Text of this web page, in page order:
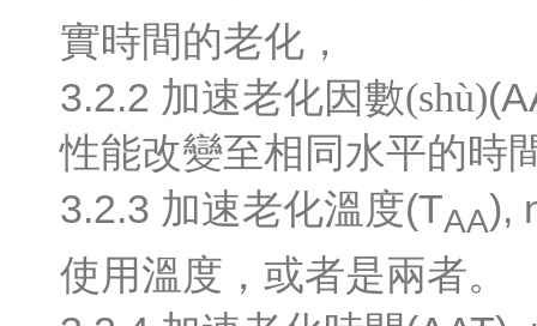
實時間的老化，
3.2.2 加速老化因數(shù)
性能改變至相同水平的時間
3.2.3 加速老化溫度(TAA),
使用溫度，或者是兩者。